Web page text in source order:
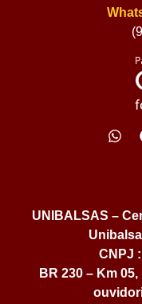
UNIBALSAS –
CNPJ
BR 230 – Km